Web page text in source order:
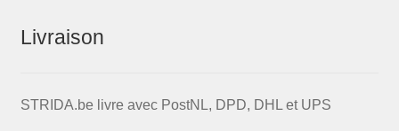
Livraison
STRIDA.be livre avec PostNL, DPD, DHL et UPS